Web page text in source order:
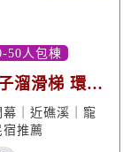
50人包棟
溜滑梯 環山
｜近礁溪｜寵
推薦